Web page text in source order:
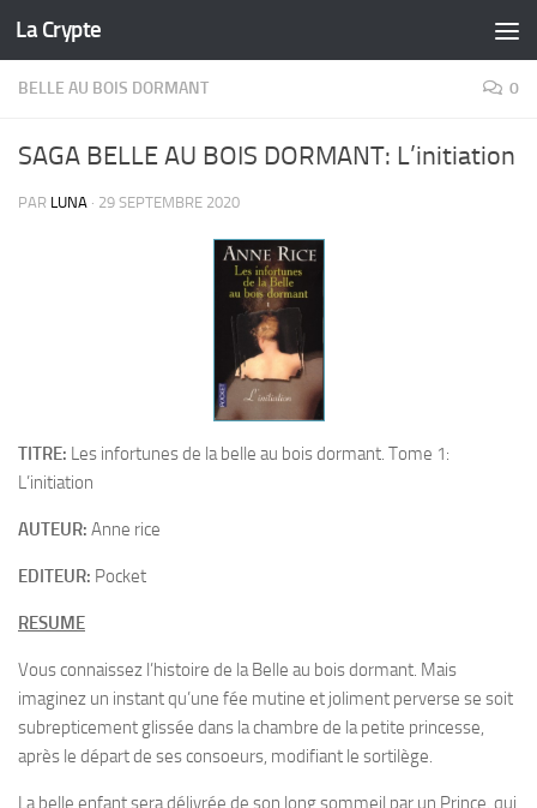
Skip to content
La Crypte
BELLE AU BOIS DORMANT 0
SAGA BELLE AU BOIS DORMANT: L’initiation
PAR LUNA · 29 SEPTEMBRE 2020
TITRE: Les infortunes de la belle au bois dormant. Tome 1:
L’initiation
AUTEUR: Anne rice
EDITEUR: Pocket
RESUME
Vous connaissez l’histoire de la Belle au bois dormant. Mais
imaginez un instant qu’une fée mutine et joliment perverse se soit
subrepticement glissée dans la chambre de la petite princesse,
après le départ de ses consoeurs, modifiant le sortilège.
La belle enfant sera délivrée de son long sommeil par un Prince, qui